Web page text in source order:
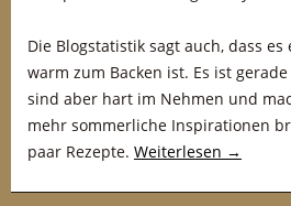
Die Blogstatistik sagt auch, dass
warm zum Backen ist. Es ist
sind aber hart im Nehmen und
mehr sommerliche Inspirationen
paar Rezepte. Weiterlesen →